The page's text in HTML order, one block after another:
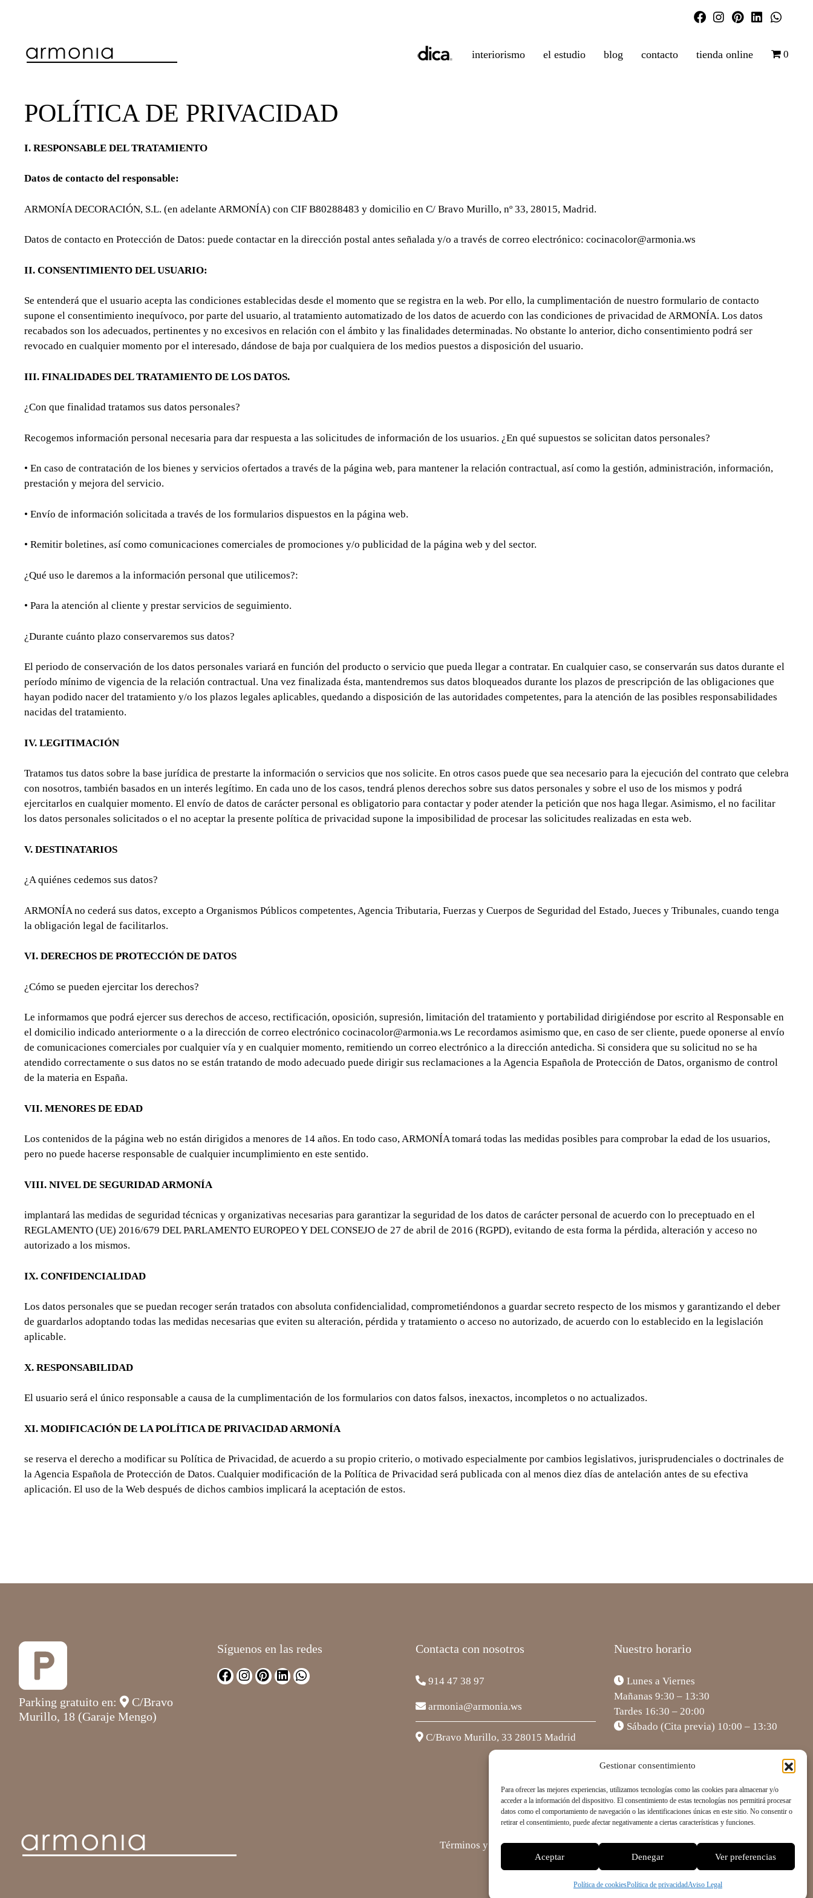
Gestionar consentimiento
Para ofrecer las mejores experiencias, utilizamos tecnologías como las cookies para almacenar y/o
acceder a la información del dispositivo. El consentimiento de estas tecnologías nos permitirá procesar
datos como el comportamiento de navegación o las identificaciones únicas en este sitio. No consentir o
retirar el consentimiento, puede afectar negativamente a ciertas características y funciones.
Aceptar Denegar Ver preferencias
Política de cookiesPolítica de privacidadAviso Legal
interiorismo el estudio blog contacto tienda online 0
POLÍTICA DE PRIVACIDAD
I. RESPONSABLE DEL TRATAMIENTO
Datos de contacto del responsable:
ARMONÍA DECORACIÓN, S.L. (en adelante ARMONÍA) con CIF B80288483 y domicilio en C/ Bravo Murillo, nº 33, 28015, Madrid.
Datos de contacto en Protección de Datos: puede contactar en la dirección postal antes señalada y/o a través de correo electrónico: cocinacolor@armonia.ws
II. CONSENTIMIENTO DEL USUARIO:
Se entenderá que el usuario acepta las condiciones establecidas desde el momento que se registra en la web. Por ello, la cumplimentación de nuestro formulario de contacto
supone el consentimiento inequívoco, por parte del usuario, al tratamiento automatizado de los datos de acuerdo con las condiciones de privacidad de ARMONÍA. Los datos
recabados son los adecuados, pertinentes y no excesivos en relación con el ámbito y las finalidades determinadas. No obstante lo anterior, dicho consentimiento podrá ser
revocado en cualquier momento por el interesado, dándose de baja por cualquiera de los medios puestos a disposición del usuario.
III. FINALIDADES DEL TRATAMIENTO DE LOS DATOS.
¿Con que finalidad tratamos sus datos personales?
Recogemos información personal necesaria para dar respuesta a las solicitudes de información de los usuarios. ¿En qué supuestos se solicitan datos personales?
• En caso de contratación de los bienes y servicios ofertados a través de la página web, para mantener la relación contractual, así como la gestión, administración, información,
prestación y mejora del servicio.
• Envío de información solicitada a través de los formularios dispuestos en la página web.
• Remitir boletines, así como comunicaciones comerciales de promociones y/o publicidad de la página web y del sector.
¿Qué uso le daremos a la información personal que utilicemos?:
• Para la atención al cliente y prestar servicios de seguimiento.
¿Durante cuánto plazo conservaremos sus datos?
El periodo de conservación de los datos personales variará en función del producto o servicio que pueda llegar a contratar. En cualquier caso, se conservarán sus datos durante el
período mínimo de vigencia de la relación contractual. Una vez finalizada ésta, mantendremos sus datos bloqueados durante los plazos de prescripción de las obligaciones que
hayan podido nacer del tratamiento y/o los plazos legales aplicables, quedando a disposición de las autoridades competentes, para la atención de las posibles responsabilidades
nacidas del tratamiento.
IV. LEGITIMACIÓN
Tratamos tus datos sobre la base jurídica de prestarte la información o servicios que nos solicite. En otros casos puede que sea necesario para la ejecución del contrato que celebra
con nosotros, también basados en un interés legítimo. En cada uno de los casos, tendrá plenos derechos sobre sus datos personales y sobre el uso de los mismos y podrá
ejercitarlos en cualquier momento. El envío de datos de carácter personal es obligatorio para contactar y poder atender la petición que nos haga llegar. Asimismo, el no facilitar
los datos personales solicitados o el no aceptar la presente política de privacidad supone la imposibilidad de procesar las solicitudes realizadas en esta web.
V. DESTINATARIOS
¿A quiénes cedemos sus datos?
ARMONÍA no cederá sus datos, excepto a Organismos Públicos competentes, Agencia Tributaria, Fuerzas y Cuerpos de Seguridad del Estado, Jueces y Tribunales, cuando tenga
la obligación legal de facilitarlos.
VI. DERECHOS DE PROTECCIÓN DE DATOS
¿Cómo se pueden ejercitar los derechos?
Le informamos que podrá ejercer sus derechos de acceso, rectificación, oposición, supresión, limitación del tratamiento y portabilidad dirigiéndose por escrito al Responsable en
el domicilio indicado anteriormente o a la dirección de correo electrónico cocinacolor@armonia.ws Le recordamos asimismo que, en caso de ser cliente, puede oponerse al envío
de comunicaciones comerciales por cualquier vía y en cualquier momento, remitiendo un correo electrónico a la dirección antedicha. Si considera que su solicitud no se ha
atendido correctamente o sus datos no se están tratando de modo adecuado puede dirigir sus reclamaciones a la Agencia Española de Protección de Datos, organismo de control
de la materia en España.
VII. MENORES DE EDAD
Los contenidos de la página web no están dirigidos a menores de 14 años. En todo caso, ARMONÍA tomará todas las medidas posibles para comprobar la edad de los usuarios,
pero no puede hacerse responsable de cualquier incumplimiento en este sentido.
VIII. NIVEL DE SEGURIDAD ARMONÍA
implantará las medidas de seguridad técnicas y organizativas necesarias para garantizar la seguridad de los datos de carácter personal de acuerdo con lo preceptuado en el
REGLAMENTO (UE) 2016/679 DEL PARLAMENTO EUROPEO Y DEL CONSEJO de 27 de abril de 2016 (RGPD), evitando de esta forma la pérdida, alteración y acceso no
autorizado a los mismos.
IX. CONFIDENCIALIDAD
Los datos personales que se puedan recoger serán tratados con absoluta confidencialidad, comprometiéndonos a guardar secreto respecto de los mismos y garantizando el deber
de guardarlos adoptando todas las medidas necesarias que eviten su alteración, pérdida y tratamiento o acceso no autorizado, de acuerdo con lo establecido en la legislación
aplicable.
X. RESPONSABILIDAD
El usuario será el único responsable a causa de la cumplimentación de los formularios con datos falsos, inexactos, incompletos o no actualizados.
XI. MODIFICACIÓN DE LA POLÍTICA DE PRIVACIDAD ARMONÍA
se reserva el derecho a modificar su Política de Privacidad, de acuerdo a su propio criterio, o motivado especialmente por cambios legislativos, jurisprudenciales o doctrinales de
la Agencia Española de Protección de Datos. Cualquier modificación de la Política de Privacidad será publicada con al menos diez días de antelación antes de su efectiva
aplicación. El uso de la Web después de dichos cambios implicará la aceptación de estos.
Parking gratuito en:
C/Bravo
Murillo, 18 (Garaje Mengo)
Síguenos en las redes Contacta con nosotros
914 47 38 97
armonia@armonia.ws
C/Bravo Murillo, 33 28015 Madrid
Nuestro horario
Lunes a Viernes
Mañanas 9:30 – 13:30
Tardes 16:30 – 20:00
Sábado (Cita previa) 10:00 – 13:30
Términos y Condiciones |Aviso Legal|Política de Privacidad|Política de Cookies